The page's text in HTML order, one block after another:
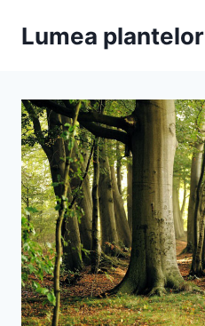
Lumea plantelor